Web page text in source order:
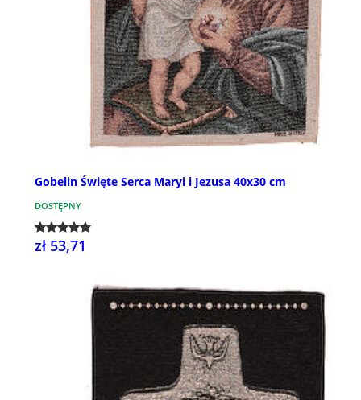
Gobelin Święte Serca Maryi i Jezusa 40x30 cm
DOSTĘPNY
zł 53,71